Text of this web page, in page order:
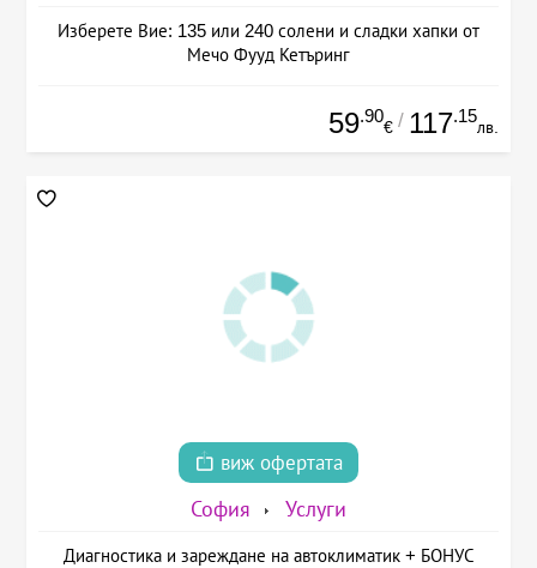
Изберете Вие: 135 или 240 солени и сладки хапки от
Мечо Фууд Кетъринг
59.90
€ / 117.15
лв.
виж офертата
София Услуги
Диагностика и зареждане на автоклиматик + БОНУС